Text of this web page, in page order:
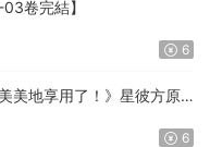
卷完結】
6
美地享用了！》星彼方原
6